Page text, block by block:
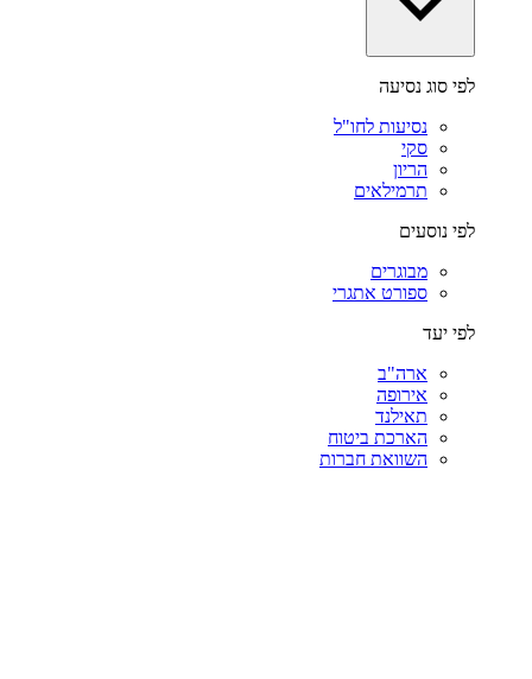
לפי סוג נסיעה
נסיעות לחו"ל
סקי
הריון
תרמילאים
לפי נוסעים
מבוגרים
ספורט אתגרי
לפי יעד
ארה"ב
אירופה
תאילנד
הארכת ביטוח
השוואת חברות